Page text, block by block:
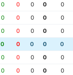
0 0 0 0
0
0 0 0 0
0
0 0 0 0
0
0 0 0 0
0
0 0 0 0
0
0 0 0 0
0